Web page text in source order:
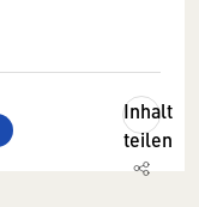
Inhalt
teilen